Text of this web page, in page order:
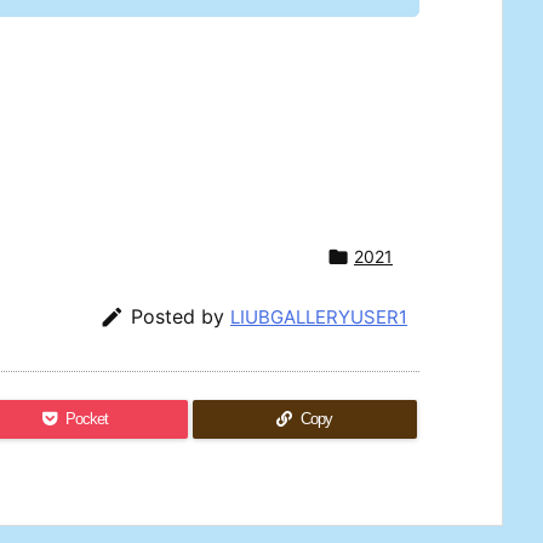
 2021
 Posted by LIUBGALLERYUSER1
Pocket Copy